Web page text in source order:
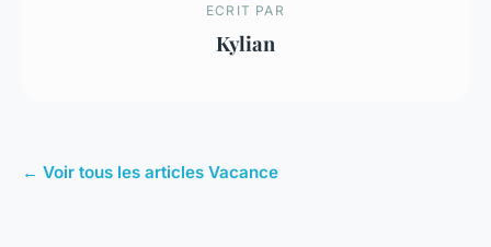
ECRIT PAR
Kylian
← Voir tous les articles Vacance